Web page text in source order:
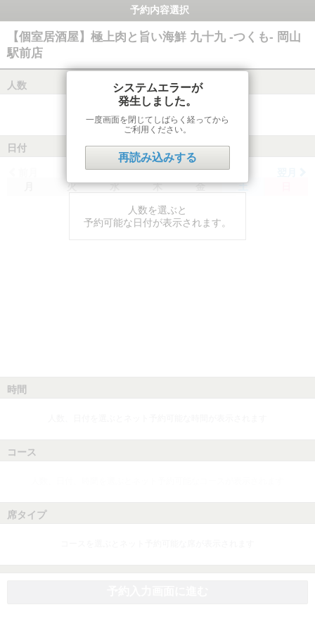
予約内容選択
【個室居酒屋】極上肉と旨い海鮮 九十九 -つくも- 岡山
駅前店
人数
日付
火 水 木 金 土
人数を選ぶと
予約可能な日付が表示されます。
時間
コース
席タイプ
システムエラーが
発生しました。
一度画面を閉じてしばらく経ってから
ご利用ください。
再読み込みする